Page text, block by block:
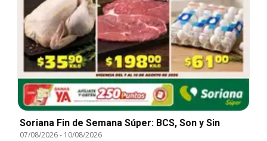
Soriana Fin de Semana Súper: BCS, Son y Sin
07/08/2026- 10/08/2026